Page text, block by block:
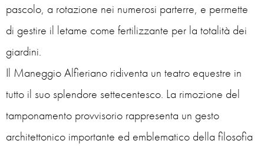
pascolo, a rotazione nei numerosi parterre, e permette
di gestire il letame come fertilizzante per la totalità dei
giardini.
Il Maneggio Alfieriano ridiventa un teatro equestre in
tutto il suo splendore settecentesco. La rimozione del
tamponamento provvisorio rappresenta un gesto
architettonico importante ed emblematico della filosofia